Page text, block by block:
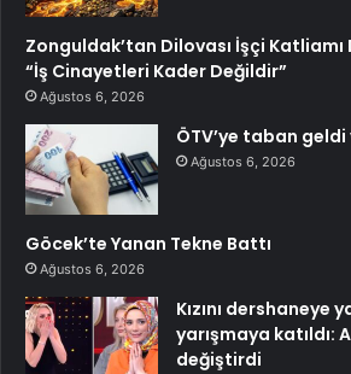
Zonguldak’tan Dilovası İşçi Katliamı
“İş Cinayetleri Kader Değildir”
Ağustos 6, 2026
ÖTV’ye taban geldi
Ağustos 6, 2026
Göcek’te Yanan Tekne Battı
Ağustos 6, 2026
Kızını dershaneye
yarışmaya katıldı:
değiştirdi